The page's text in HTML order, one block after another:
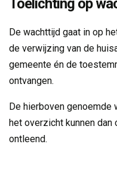
Toelichting op
De wachttijd gaat in op
de verwijzing van de
gemeente én de
ontvangen.
De hierboven genoemde
het overzicht kunnen
ontleend.